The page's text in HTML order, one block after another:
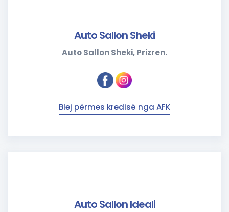
Auto Sallon Sheki
Auto Sallon Sheki, Prizren.
Blej përmes kredisë nga AFK
Auto Sallon Ideali